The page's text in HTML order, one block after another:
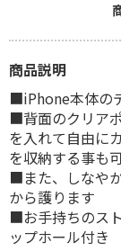
商品説明
■iPhone本体の
■背面のクリア
を入れて自由に
を収納する事も
■また、しなや
から護ります
■お手持ちのス
ップホール付き